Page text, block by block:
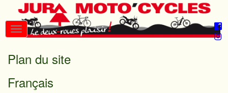
Plan du site
Français